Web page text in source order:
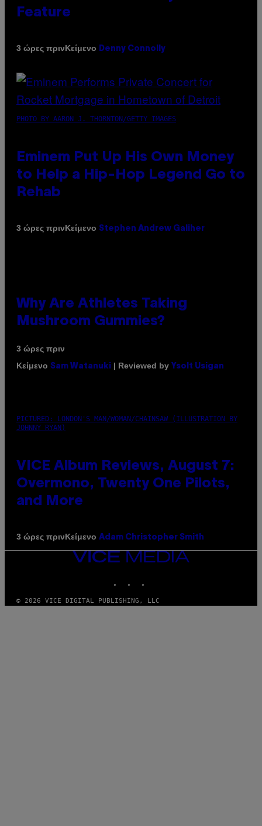
Feature
3 ώρες πρινΚείμενο Denny Connolly
PHOTO BY AARON J. THORNTON/GETTY IMAGES
Eminem Put Up His Own Money
to Help a Hip-Hop Legend Go to
Rehab
3 ώρες πρινΚείμενο Stephen Andrew Galiher
Why Are Athletes Taking
Mushroom Gummies?
3 ώρες πριν
Κείμενο Sam Watanuki | Reviewed by Ysolt Usigan
PICTURED: LONDON'S MAN/WOMAN/CHAINSAW (ILLUSTRATION BY
JOHNNY RYAN)
VICE Album Reviews, August 7:
Overmono, Twenty One Pilots,
and More
3 ώρες πρινΚείμενο Adam Christopher Smith
VICE
MEDIA
© 2026 VICE DIGITAL PUBLISHING, LLC